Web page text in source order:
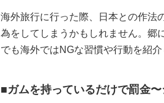
海外旅行に行った際、日本との作法
為をしてしまうかもしれません。郷
でも海外ではNGな習慣や行動を紹介
■ガムを持っているだけで罰金